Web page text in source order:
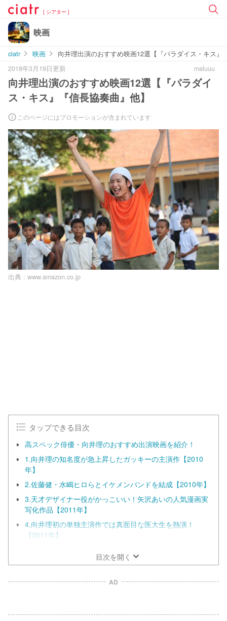
[ シアター ]
映画
ciatr 映画
向井理出演のおすすめ映画12選【『パラダイス・キス』
2018年3月19日更新
maluuu
向井理出演のおすすめ映画12選【『パラダイ
ス・キス』『信長協奏曲』他】
このページにはプロモーションが含まれています
出典 : www.amazon.co.jp
タップできる目次
高スペック俳優・向井理のおすすめ出演映画を紹介！
1.向井理の知名度が急上昇したガッキーの主演作【2010
年】
2.佐藤健・水嶋ヒロらとイケメンバンドを結成【2010年】
3.天才デザイナー役がかっこいい！矢沢あいの人気漫画実
写化作品【2011年】
4.向井理初の単独主演作では真面目な医大生を熱演！
【2011年】
目次を開く
AD